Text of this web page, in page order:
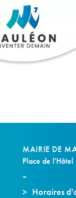
MAIRIE DE
Place de
Horaires